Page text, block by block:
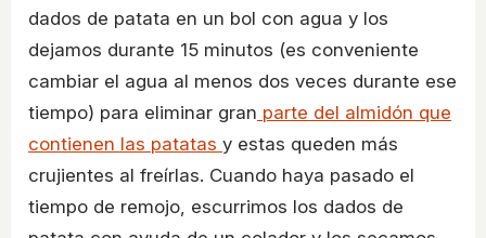
dados de patata en un bol con agua y los
dejamos durante 15 minutos (es conveniente
cambiar el agua al menos dos veces durante ese
tiempo) para eliminar gran parte del almidón que
contienen las patatas y estas queden más
crujientes al freírlas. Cuando haya pasado el
tiempo de remojo, escurrimos los dados de